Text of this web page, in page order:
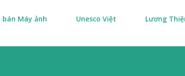
bán Máy ảnh Unesco Việt Lương